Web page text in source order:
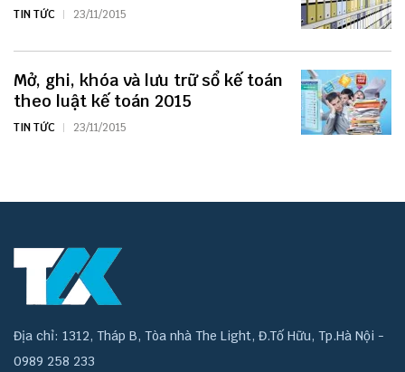
TIN TỨC 23/11/2015
Mở, ghi, khóa và lưu trữ sổ kế toán
theo luật kế toán 2015
TIN TỨC 23/11/2015
Địa chỉ: 1312, Tháp B, Tòa nhà The Light, Đ.Tố Hữu, Tp.Hà Nội -
0989 258 233